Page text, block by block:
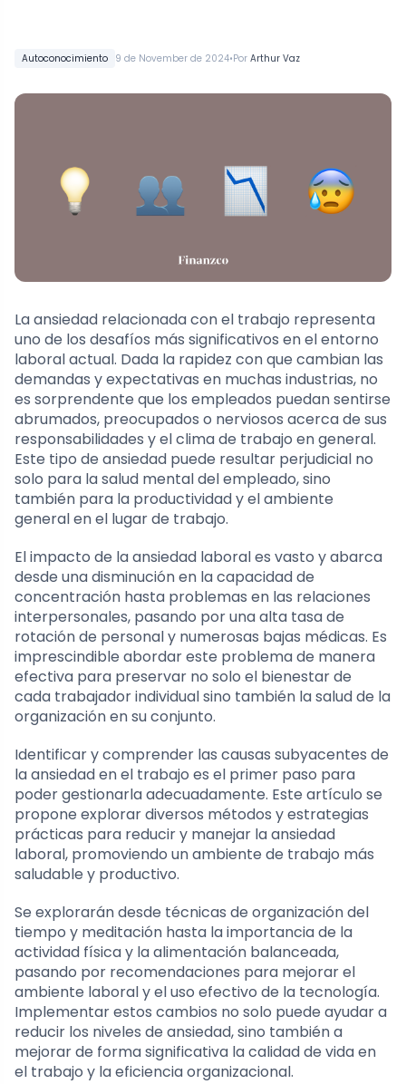
Autoconocimiento 9 de November de 2024•Por Arthur Vaz
La ansiedad relacionada con el trabajo representa
uno de los desafíos más significativos en el entorno
laboral actual. Dada la rapidez con que cambian las
demandas y expectativas en muchas industrias, no
es sorprendente que los empleados puedan sentirse
abrumados, preocupados o nerviosos acerca de sus
responsabilidades y el clima de trabajo en general.
Este tipo de ansiedad puede resultar perjudicial no
solo para la salud mental del empleado, sino
también para la productividad y el ambiente
general en el lugar de trabajo.
El impacto de la ansiedad laboral es vasto y abarca
desde una disminución en la capacidad de
concentración hasta problemas en las relaciones
interpersonales, pasando por una alta tasa de
rotación de personal y numerosas bajas médicas. Es
imprescindible abordar este problema de manera
efectiva para preservar no solo el bienestar de
cada trabajador individual sino también la salud de la
organización en su conjunto.
Identificar y comprender las causas subyacentes de
la ansiedad en el trabajo es el primer paso para
poder gestionarla adecuadamente. Este artículo se
propone explorar diversos métodos y estrategias
prácticas para reducir y manejar la ansiedad
laboral, promoviendo un ambiente de trabajo más
saludable y productivo.
Se explorarán desde técnicas de organización del
tiempo y meditación hasta la importancia de la
actividad física y la alimentación balanceada,
pasando por recomendaciones para mejorar el
ambiente laboral y el uso efectivo de la tecnología.
Implementar estos cambios no solo puede ayudar a
reducir los niveles de ansiedad, sino también a
mejorar de forma significativa la calidad de vida en
el trabajo y la eficiencia organizacional.